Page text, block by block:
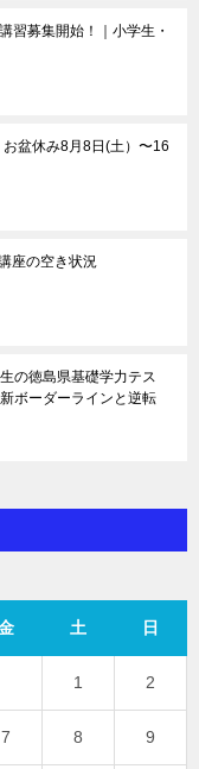
習募集開始！｜小学生・
盆休み8月8日(土）〜16
座の空き状況
の徳島県基礎学力テス
ボーダーラインと逆転
土 日
1 2
7 8 9